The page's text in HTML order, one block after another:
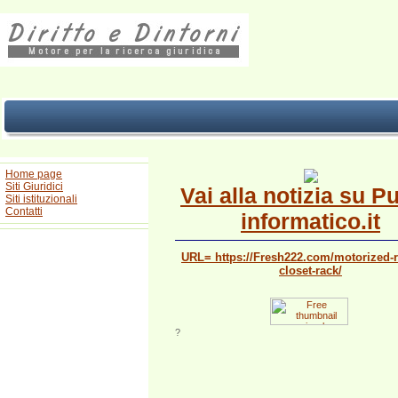
Home page
Siti Giuridici
Siti istituzionali
Contatti
Vai alla notizia su
informatico.it
URL= https://Fresh222.com/motorized-
closet-rack/
?